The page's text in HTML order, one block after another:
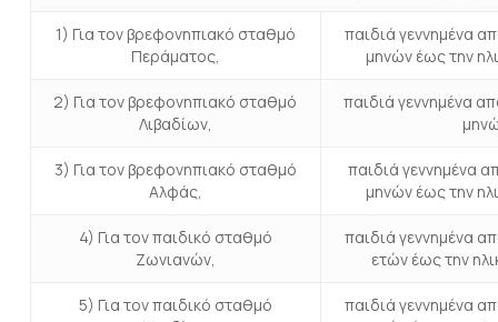
1) Για τον βρεφονηπιακό σταθμό
Περάματος,
παιδιά γεννημένα
μηνών έως την
2) Για τον βρεφονηπιακό σταθμό
Λιβαδίων,
παιδιά γεννημένα
3) Για τον βρεφονηπιακό σταθμό
Αλφάς,
παιδιά γεννημένα
μηνών έως την
4) Για τον παιδικό σταθμό
Ζωνιανών,
παιδιά γεννημένα
ετών έως την
5) Για τον παιδικό σταθμό
παιδιά γεννημένα